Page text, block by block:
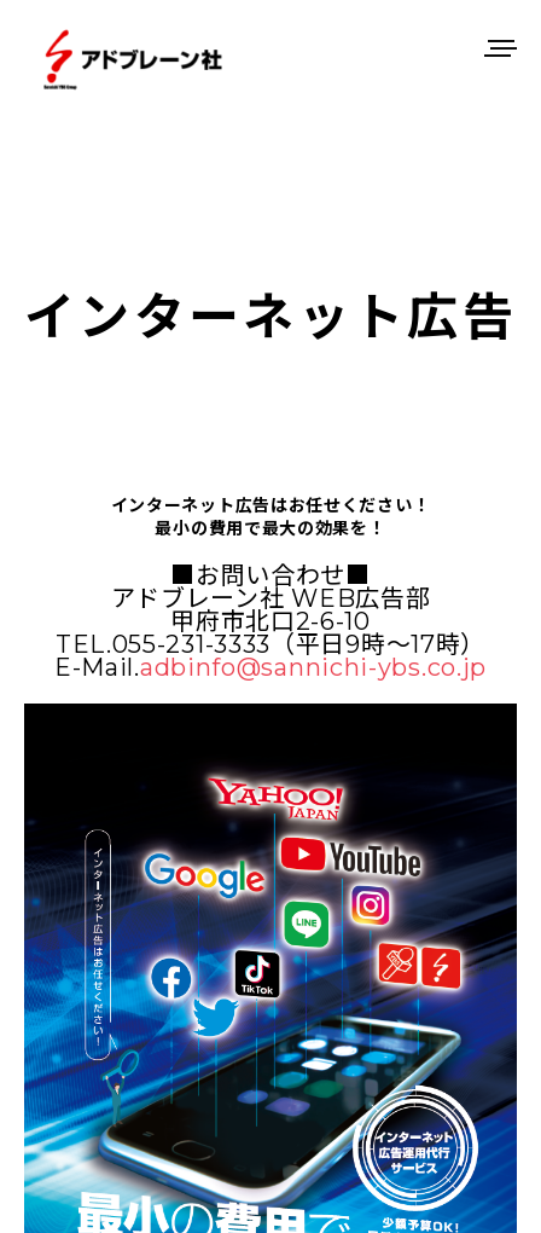
インターネット広告
インターネット広告はお任せください！
最小の費用で最大の効果を！
■お問い合わせ■
アドブレーン社 WEB広告部
甲府市北口2-6-10
TEL.055-231-3333（平日9時～17時）
E-Mail.adbinfo@sannichi-ybs.co.jp